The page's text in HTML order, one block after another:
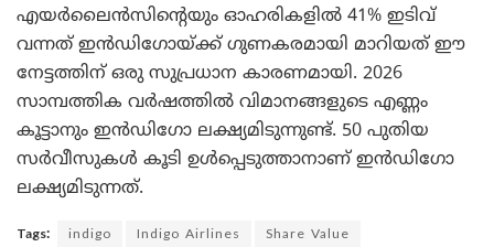
എയർലൈൻസിന്റെയും ഓഹരികളിൽ 41% ഇടിവ്
വന്നത് ഇൻഡിഗോയ്ക്ക് ഗുണകരമായി മാറിയത് ഈ
നേട്ടത്തിന് ഒരു സുപ്രധാന കാരണമായി. 2026
സാമ്പത്തിക വർഷത്തിൽ വിമാനങ്ങളുടെ എണ്ണം
കൂട്ടാനും ഇൻഡിഗോ ലക്ഷ്യമിടുന്നുണ്ട്. 50 പുതിയ
സർവീസുകൾ കൂടി ഉൾപ്പെടുത്താനാണ് ഇൻഡിഗോ
ലക്ഷ്യമിടുന്നത്.
Tags: indigo Indigo Airlines Share Value